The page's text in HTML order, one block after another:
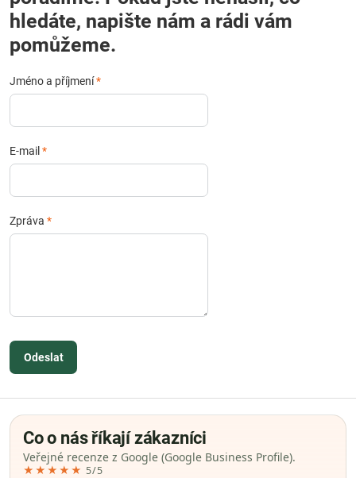
hledáte, napište nám a rádi vám
pomůžeme.
Jméno a příjmení*
E-mail *
Zpráva *
Odeslat
Co o nás říkají zákazníci
Veřejné recenze z Google (Google Business Profile).
★★★★★ 5/5